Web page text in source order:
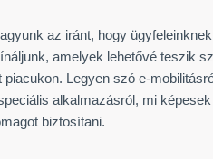
az iránt, hogy
amelyek lehetővé teszik
piacukon. Legyen szó e-
alkalmazásról, mi
biztosítani.